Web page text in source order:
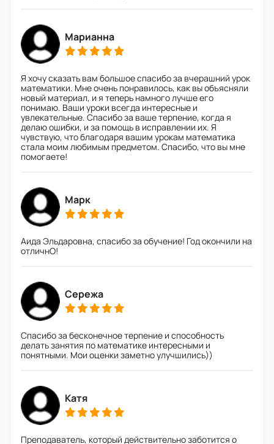
Марианна
Я хочу сказать вам большое спасибо за вчерашний урок
математики. Мне очень понравилось, как вы объясняли
новый материал, и я теперь намного лучше его
понимаю. Ваши уроки всегда интересные и
увлекательные. Спасибо за ваше терпение, когда я
делаю ошибки, и за помощь в исправлении их. Я
чувствую, что благодаря вашим урокам математика
стала моим любимым предметом. Спасибо, что вы мне
помогаете!
Марк
Аида Эльдаровна, спасибо за обучение! Год окончили на
отличнО!
Сережа
Спасибо за бесконечное терпение и способность
делать занятия по математике интересными и
понятными. Мои оценки заметно улучшились))
Катя
Преподаватель, который действительно заботится о